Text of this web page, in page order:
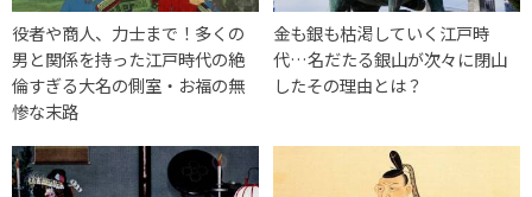
役者や商人、力士まで！多くの
男と関係を持った江戸時代の絶
倫すぎる大名の側室・お福の無
惨な末路
金も銀も枯渇していく江戸時
代…名だたる銀山が次々に閉山
したその理由とは？